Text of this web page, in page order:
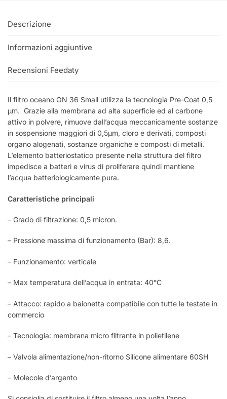
Descrizione
Informazioni aggiuntive
Recensioni Feedaty
Il filtro oceano ON 36 Small utilizza la tecnologia Pre-Coat 0,5
μm. Grazie alla membrana ad alta superficie ed al carbone
attivo in polvere, rimuove dall’acqua meccanicamente sostanze
in sospensione maggiori di 0,5μm, cloro e derivati, composti
organo alogenati, sostanze organiche e composti di metalli.
L’elemento batteriostatico presente nella struttura del filtro
impedisce a batteri e virus di proliferare quindi mantiene
l’acqua batteriologicamente pura.
Caratteristiche principali
– Grado di filtrazione: 0,5 micron.
– Pressione massima di funzionamento (Bar): 8,6.
– Funzionamento: verticale
– Max temperatura dell’acqua in entrata: 40°C
– Attacco: rapido a baionetta compatibile con tutte le testate in
commercio
– Tecnologia: membrana micro filtrante in polietilene
– Valvola alimentazione/non-ritorno Silicone alimentare 60SH
– Molecole d’argento